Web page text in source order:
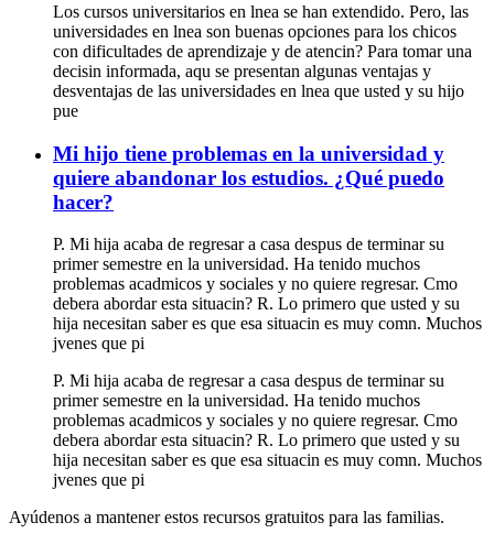
Los cursos universitarios en lnea se han extendido. Pero, las
universidades en lnea son buenas opciones para los chicos
con dificultades de aprendizaje y de atencin? Para tomar una
decisin informada, aqu se presentan algunas ventajas y
desventajas de las universidades en lnea que usted y su hijo
pue
Mi hijo tiene problemas en la universidad y
quiere abandonar los estudios. ¿Qué puedo
hacer?
P. Mi hija acaba de regresar a casa despus de terminar su
primer semestre en la universidad. Ha tenido muchos
problemas acadmicos y sociales y no quiere regresar. Cmo
debera abordar esta situacin? R. Lo primero que usted y su
hija necesitan saber es que esa situacin es muy comn. Muchos
jvenes que pi
P. Mi hija acaba de regresar a casa despus de terminar su
primer semestre en la universidad. Ha tenido muchos
problemas acadmicos y sociales y no quiere regresar. Cmo
debera abordar esta situacin? R. Lo primero que usted y su
hija necesitan saber es que esa situacin es muy comn. Muchos
jvenes que pi
Ayúdenos a mantener estos recursos gratuitos para las familias.